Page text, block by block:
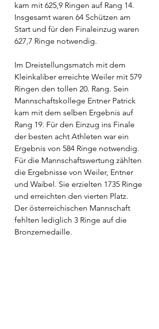
kam mit 625,9 Ringen auf Rang 14.
Insgesamt waren 64 Schützen am
Start und für den Finaleinzug waren
627,7 Ringe notwendig.
Im Dreistellungsmatch mit dem
Kleinkaliber erreichte Weiler mit 579
Ringen den tollen 20. Rang. Sein
Mannschaftskollege Entner Patrick
kam mit dem selben Ergebnis auf
Rang 19. Für den Einzug ins Finale
der besten acht Athleten war ein
Ergebnis von 584 Ringe notwendig.
Für die Mannschaftswertung zählten
die Ergebnisse von Weiler, Entner
und Waibel. Sie erzielten 1735 Ringe
und erreichten den vierten Platz.
Der österreichischen Mannschaft
fehlten lediglich 3 Ringe auf die
Bronzemedaille.